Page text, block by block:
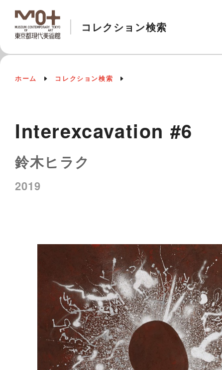
コレクション検索
ホーム コレクション検索
Interexcavation #6
鈴木ヒラク
2019